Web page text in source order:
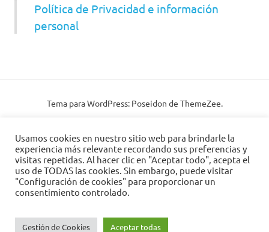
Política de Privacidad e información
personal
Tema para WordPress: Poseidon de ThemeZee.
Usamos cookies en nuestro sitio web para brindarle la
experiencia más relevante recordando sus preferencias y
visitas repetidas. Al hacer clic en "Aceptar todo", acepta el
uso de TODAS las cookies. Sin embargo, puede visitar
"Configuración de cookies" para proporcionar un
consentimiento controlado.
Gestión de Cookies Aceptar todas